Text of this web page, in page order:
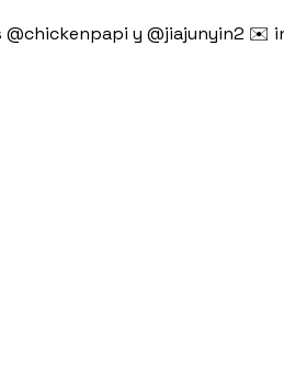
@chickenpapi y @jiajunyin2